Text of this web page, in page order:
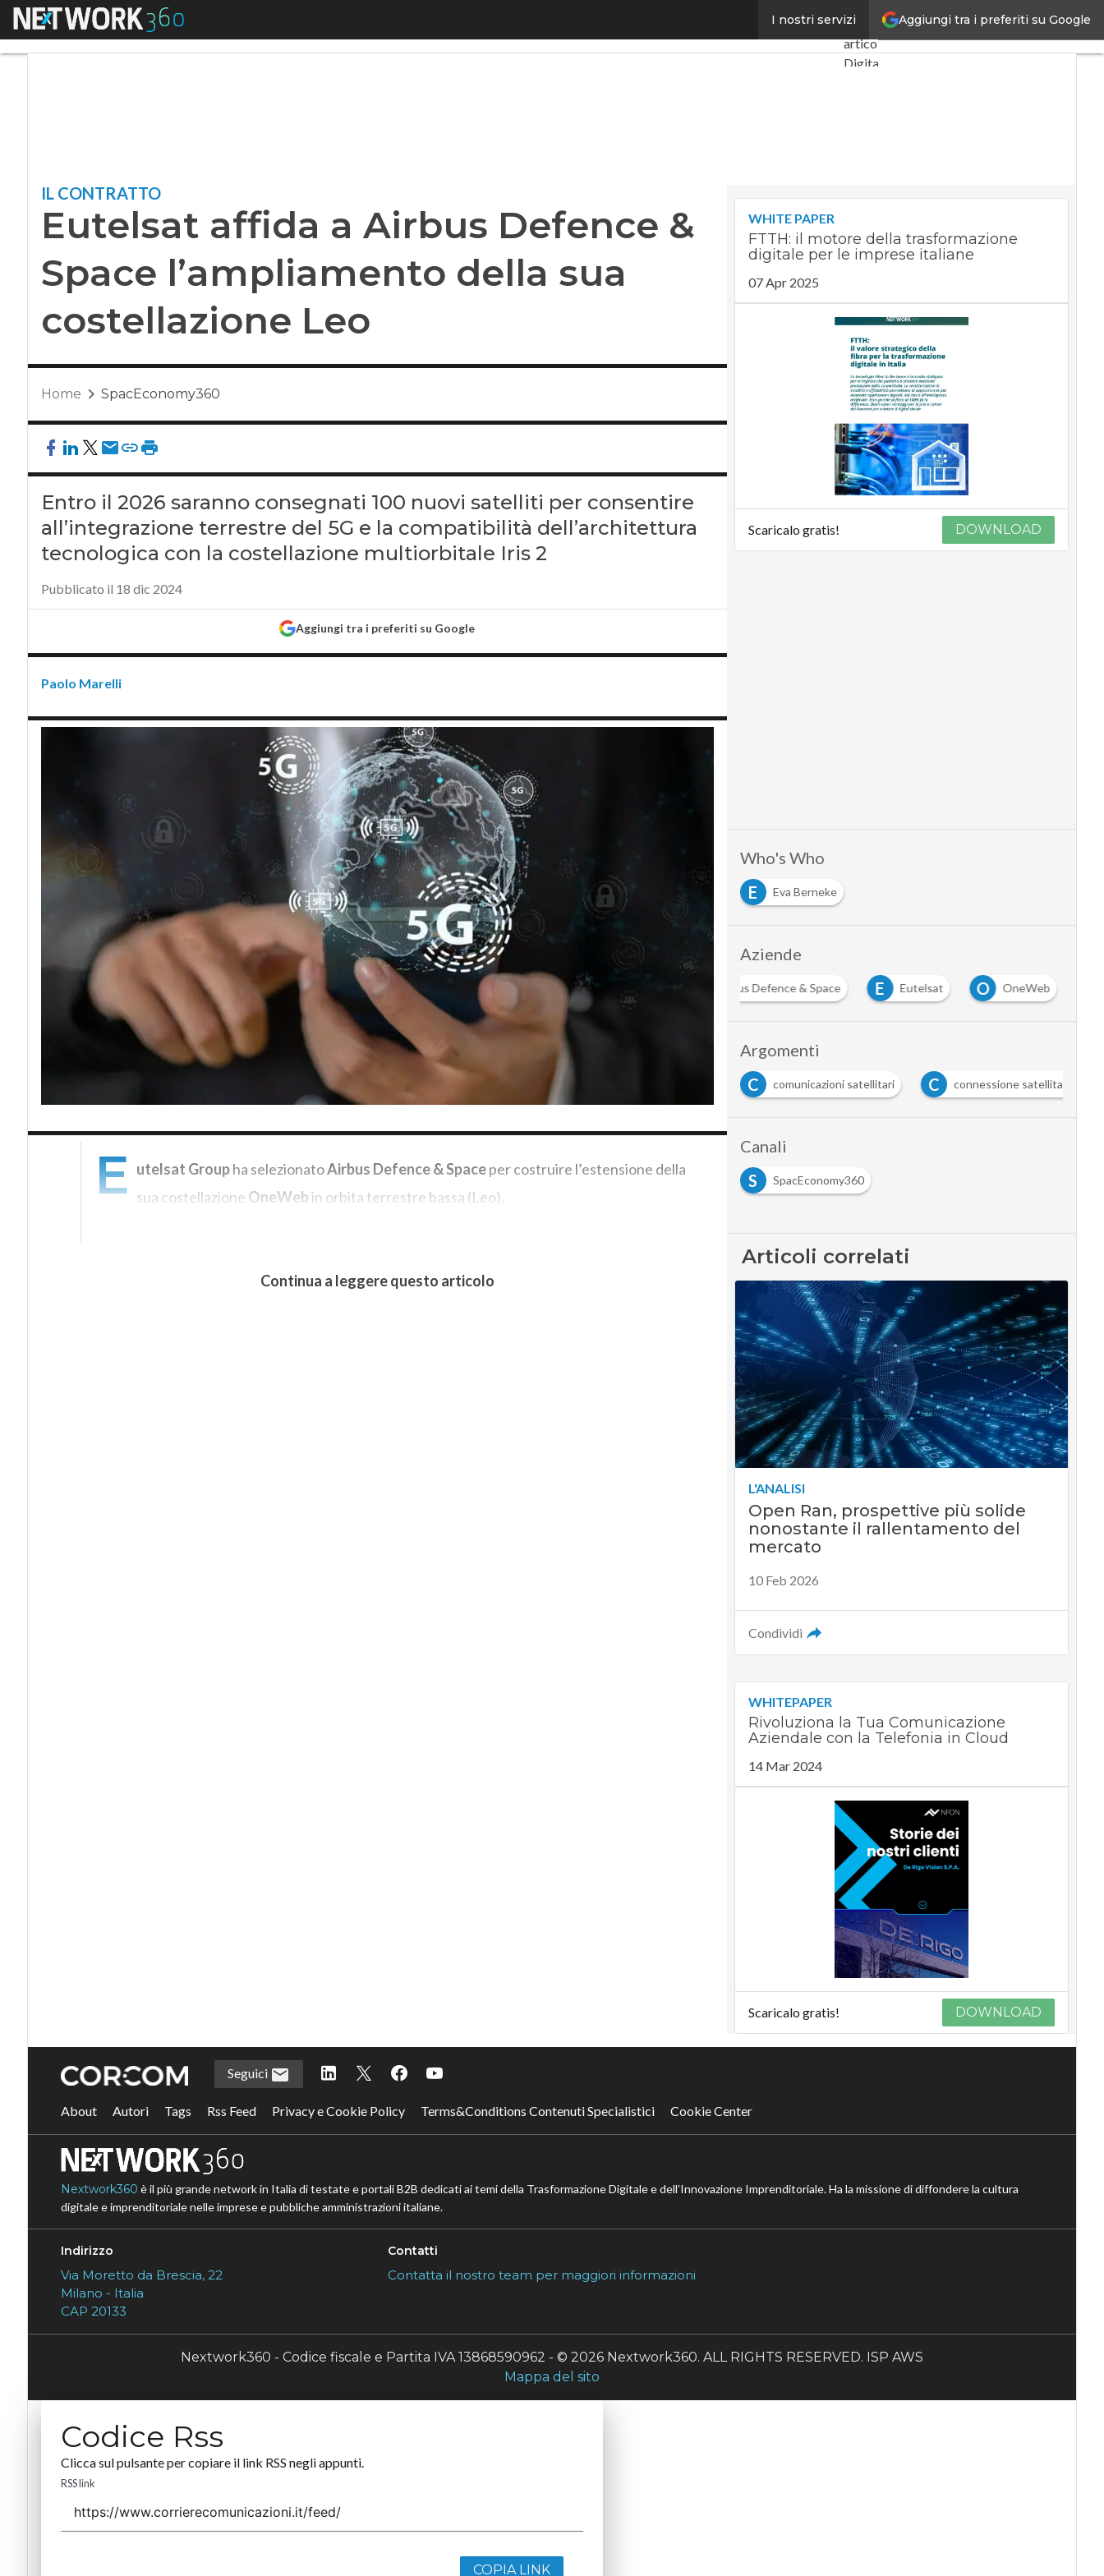
Aggiungi tra i preferiti su Google
I nostri servizi
Menu Eutelsat affida a Airbus Defence & Space l’ampliamento della sua costellazione LeoUltimi
articoli
Digital
Digitale
economy
Intelligenza
Videointerviste
Le
Guide di
CorCom
Podcast
Privacy
IL CONTRATTO
Eutelsat affida a Airbus Defence &
Space l’ampliamento della sua
costellazione Leo
Home SpacEconomy360
Entro il 2026 saranno consegnati 100 nuovi satelliti per consentire
all’integrazione terrestre del 5G e la compatibilità dell’architettura
tecnologica con la costellazione multiorbitale Iris 2
Pubblicato il 18 dic 2024
Aggiungi tra i preferiti su Google
Paolo Marelli
E utelsat Groupha selezionatoAirbus Defence & Spaceper costruire l’estensione della
sua costellazione OneWebin orbita terrestre bassa (Leo).
Continua a leggere questo articolo
WHITE PAPER
FTTH: il motore della trasformazione
digitale per le imprese italiane
07 Apr 2025
Scaricalo gratis! DOWNLOAD
Who's Who
E
Eva Berneke
Aziende
Airbus Defence & Space E Eutelsat O OneWeb
Argomenti
comunicazioni satellitari C connessione satellitare
Canali
S
SpacEconomy360
Articoli correlati
L'ANALISI
Open Ran, prospettive più solide
nonostante il rallentamento del
mercato
10 Feb 2026
Condividi
WHITEPAPER
Rivoluziona la Tua Comunicazione
Aziendale con la Telefonia in Cloud
14 Mar 2024
Scaricalo gratis! DOWNLOAD
Seguici
About Autori Tags Rss Feed Privacy e Cookie Policy Terms&Conditions Contenuti Specialistici Cookie Center
Nextwork360 è il più grande network in Italia di testate e portali B2B dedicati ai temi della Trasformazione Digitale e dell’Innovazione Imprenditoriale. Ha la missione di diffondere la cultura
digitale e imprenditoriale nelle imprese e pubbliche amministrazioni italiane.
Indirizzo
Via Moretto da Brescia, 22
Milano - Italia
CAP 20133
Contatti
Contatta il nostro team per maggiori informazioni
Nextwork360 - Codice fiscale e Partita IVA 13868590962 - © 2026 Nextwork360. ALL RIGHTS RESERVED. ISP AWS
Mappa del sito
Codice Rss
Clicca sul pulsante per copiare il link RSS negli appunti.
RSS link
COPIA LINK